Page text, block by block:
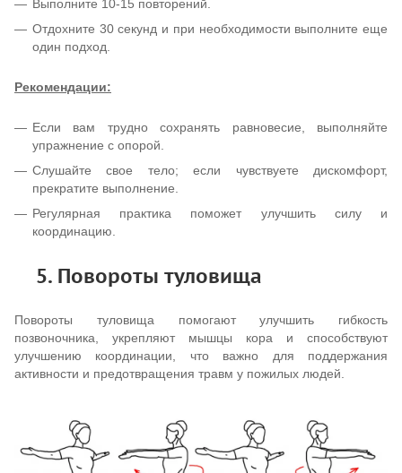
Выполните 10-15 повторений.
Отдохните 30 секунд и при необходимости выполните еще
один подход.
Рекомендации:
Если вам трудно сохранять равновесие, выполняйте
упражнение с опорой.
Слушайте свое тело; если чувствуете дискомфорт,
прекратите выполнение.
Регулярная практика поможет улучшить силу и
координацию.
5. Повороты туловища
Повороты туловища помогают улучшить гибкость
позвоночника, укрепляют мышцы кора и способствуют
улучшению координации, что важно для поддержания
активности и предотвращения травм у пожилых людей.